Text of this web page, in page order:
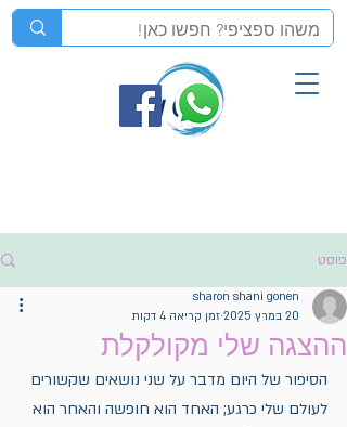
פוסט
ההצגה שלי מקולקלת
sharon shani gonen
20 במרץ 2025
זמן קריאה 4 דקות
הסיפור של היום מדבר על שני נושאים שקשורים
לעולם שלי כרגע; האחד הוא חופשה והאחר הוא